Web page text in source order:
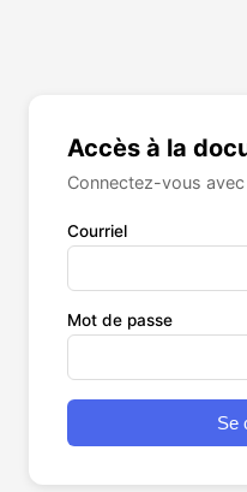
Accès à la
Connectez-vous
Courriel
Mot de passe
Se